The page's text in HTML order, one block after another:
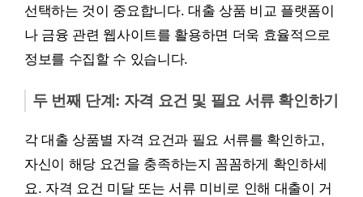
선택하는 것이 중요합니다. 대출 상품 비교 플랫폼이
나 금융 관련 웹사이트를 활용하면 더욱 효율적으로
정보를 수집할 수 있습니다.
두 번째 단계: 자격 요건 및 필요 서류 확인하기
각 대출 상품별 자격 요건과 필요 서류를 확인하고,
자신이 해당 요건을 충족하는지 꼼꼼하게 확인하세
요. 자격 요건 미달 또는 서류 미비로 인해 대출이 거